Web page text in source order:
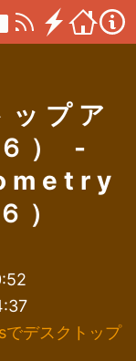
プア
） -
）
でデスクトップ